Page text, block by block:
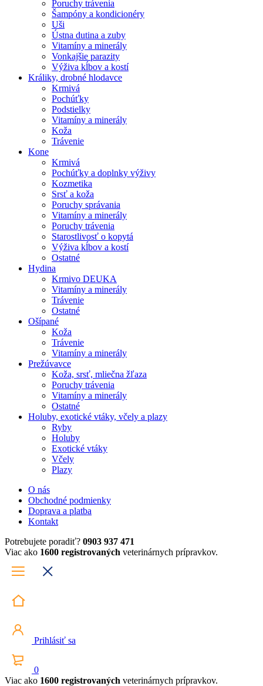
Poruchy trávenia
Šampóny a kondicionéry
Uši
Ústna dutina a zuby
Vitamíny a minerály
Vonkajšie parazity
Výživa kĺbov a kostí
Králiky, drobné hlodavce
Krmivá
Pochúťky
Podstielky
Vitamíny a minerály
Koža
Trávenie
Kone
Krmivá
Pochúťky a doplnky výživy
Kozmetika
Srsť a koža
Poruchy správania
Vitamíny a minerály
Poruchy trávenia
Starostlivosť o kopytá
Výživa kĺbov a kostí
Ostatné
Hydina
Krmivo DEUKA
Vitamíny a minerály
Trávenie
Ostatné
Ošípané
Koža
Trávenie
Vitamíny a minerály
Prežúvavce
Koža, srsť, mliečna žľaza
Poruchy trávenia
Vitamíny a minerály
Ostatné
Holuby, exotické vtáky, včely a plazy
Ryby
Holuby
Exotické vtáky
Včely
Plazy
O nás
Obchodné podmienky
Doprava a platba
Kontakt
Potrebujete poradiť? 0903 937 471
Viac ako 1600 registrovaných veterinárnych prípravkov.
Prihlásiť sa
0
Viac ako 1600 registrovaných veterinárnych prípravkov.